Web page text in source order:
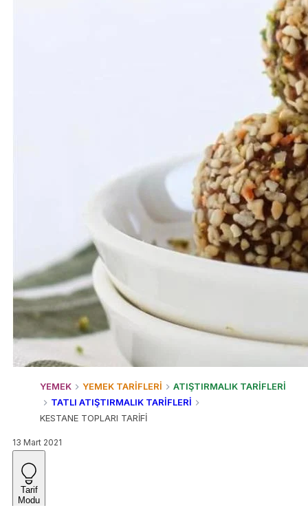
YEMEK YEMEK TARİFLERİ
ATIŞTIRMALIK TARİFLERİ
TATLI ATIŞTIRMALIK TARİFLERİ
KESTANE TOPLARI TARİFİ
13 Mart 2021
Tarif
Modu